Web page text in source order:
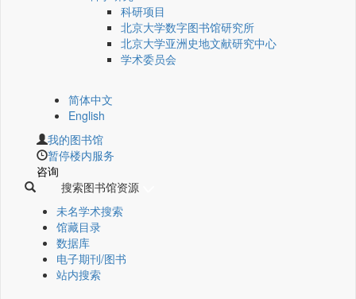
科研项目
北京大学数字图书馆研究所
北京大学亚洲史地文献研究中心
学术委员会
简体中文
English
我的图书馆
暂停楼内服务
咨询
搜索图书馆资源
未名学术搜索
馆藏目录
数据库
电子期刊/图书
站内搜索